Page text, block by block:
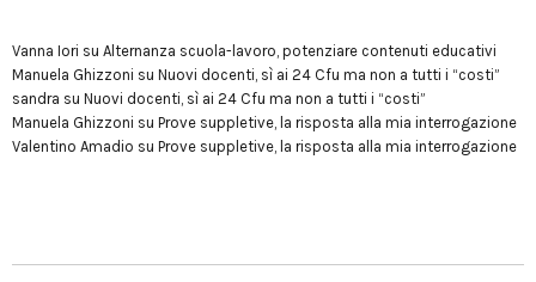
Vanna Iori su Alternanza scuola-lavoro, potenziare contenuti educativi
Manuela Ghizzoni su Nuovi docenti, sì ai 24 Cfu ma non a tutti i “costi”
sandra su Nuovi docenti, sì ai 24 Cfu ma non a tutti i “costi”
Manuela Ghizzoni su Prove suppletive, la risposta alla mia interrogazione
Valentino Amadio su Prove suppletive, la risposta alla mia interrogazione